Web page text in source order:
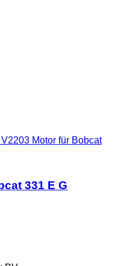
Motor für Bobcat
331 E G